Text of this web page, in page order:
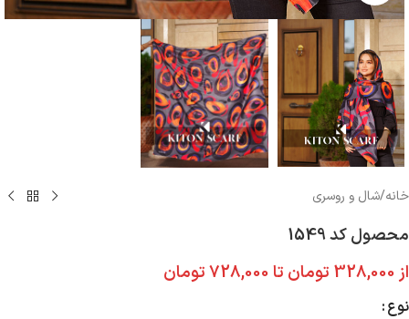
خانه/شال و روسری
محصول کد 1549
از 328,000 تومان تا 728,000تومان
نوع